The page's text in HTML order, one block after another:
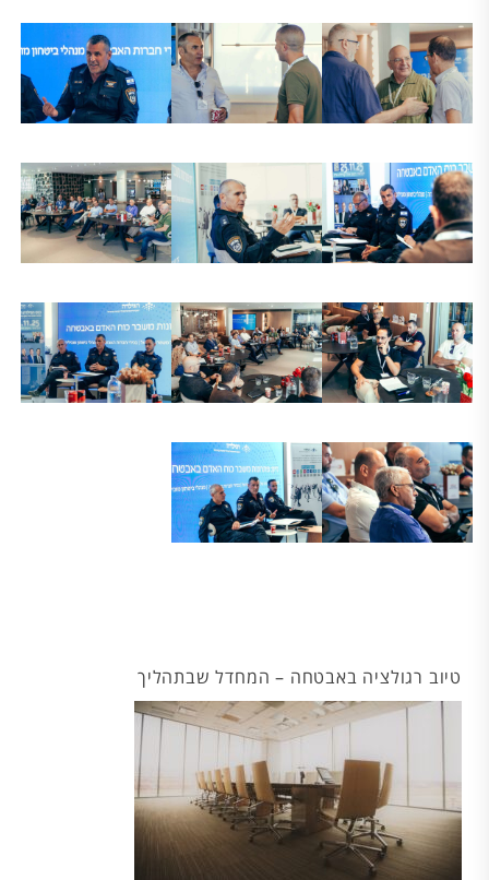
טיוב רגולציה באבטחה – המחדל שבתהליך